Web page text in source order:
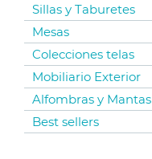
Sillas y Taburetes
Mesas
Colecciones telas
Mobiliario Exterior
Alfombras y Mantas
Best sellers